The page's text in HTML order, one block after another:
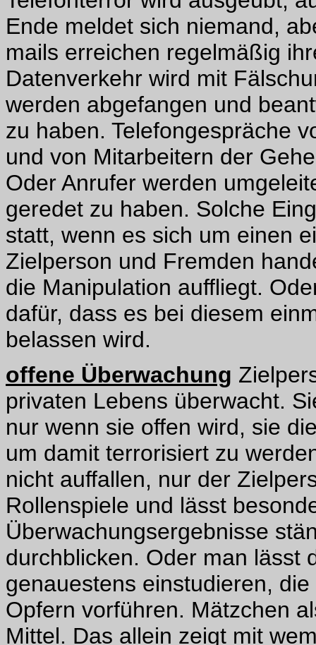
Ende meldet sich niemand,
mails erreichen regelmäßig
Datenverkehr wird mit
werden abgefangen und
zu haben. Telefongespräche
und von Mitarbeitern der
Oder Anrufer werden
geredet zu haben. Solche
statt, wenn es sich um einen
Zielperson und Fremden
die Manipulation auffliegt.
dafür, dass es bei diesem
belassen wird.
offene Überwachung
privaten Lebens überwacht.
nur wenn sie offen wird, sie
um damit terrorisiert zu
nicht auffallen, nur der
Rollenspiele und lässt
Überwachungsergebnisse
durchblicken. Oder man lässt
genauestens einstudieren,
Opfern vorführen. Mätzchen
Mittel. Das allein zeigt mit